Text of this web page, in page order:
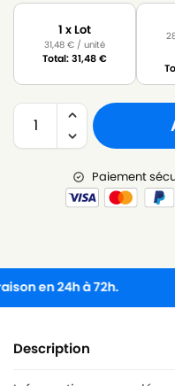
1 x Lot
31,48€ / unité
Total:31,48€
Paiement
en 24h à 72h.
Description